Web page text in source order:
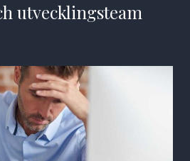
utvecklingsteam